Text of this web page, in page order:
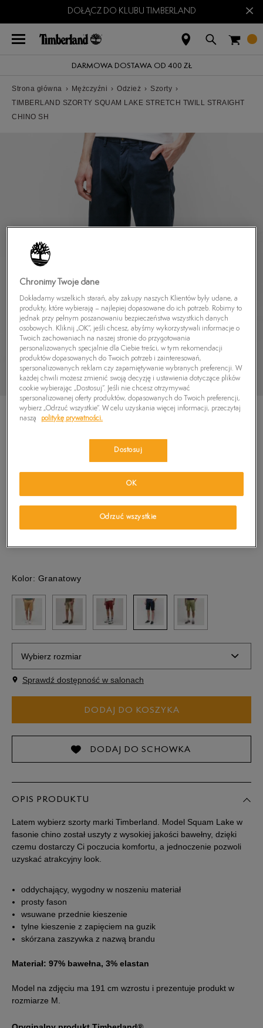
DOŁĄCZ DO KLUBU TIMBERLAND ×
DARMOWA DOSTAWA OD 400 ZŁ
Strona główna › Mężczyźni › Odzież › Szorty ›
TIMBERLAND SZORTY SQUAM LAKE STRETCH TWILL STRAIGHT
CHINO SH
TIMBERLAND SZORTY SQUAM LAKE STRETCH
TWILL STRAIGHT CHINO SH
(najniższa cena od momentu wprowadzenia produktu)
269,99zł
Kolor: Granatowy
Wybierz rozmiar
32
38
Sprawdź dostępność w salonach
DODAJ DO KOSZYKA
DODAJ DO SCHOWKA
OPIS PRODUKTU
Latem wybierz szorty marki Timberland. Model Squam Lake w
fasonie chino został uszyty z wysokiej jakości bawełny, dzięki
czemu dostarczy Ci poczucia komfortu, a jednoczenie pozwoli
uzyskać atrakcyjny look.
oddychający, wygodny w noszeniu materiał
prosty fason
wsuwane przednie kieszenie
tylne kieszenie z zapięciem na guzik
skórzana zaszywka z nazwą brandu
Materiał: 97% bawełna, 3% elastan
Model na zdjęciu ma 191 cm wzrostu i prezentuje produkt w
rozmiarze M.
Chronimy Twoje dane
Dokładamy wszelkich starań, aby zakupy naszych Klientów były udane, a
produkty, które wybierają – najlepiej dopasowane do ich potrzeb. Robimy to
jednak przy pełnym poszanowaniu bezpieczeństwa wszystkich danych
osobowych. Kliknij „OK”, jeśli chcesz, abyśmy wykorzystywali informacje o
Twoich zachowaniach na naszej stronie do przygotowania
personalizowanych specjalnie dla Ciebie treści, w tym rekomendacji
produktów dopasowanych do Twoich potrzeb i zainteresowań,
spersonalizowanych reklam czy zapamiętywanie wybranych preferencji. W
każdej chwili możesz zmienić swoją decyzję i ustawienia dotyczące plików
cookie wybierając „Dostosuj”. Jeśli nie chcesz otrzymywać
spersonalizowanej oferty produktów, dopasowanych do Twoich preferencji,
wybierz „Odrzuć wszystkie”. W celu uzyskania więcej informacji, przeczytaj
naszą
politykę prywatności.
Dostosuj
Odrzuć wszystkie
OK